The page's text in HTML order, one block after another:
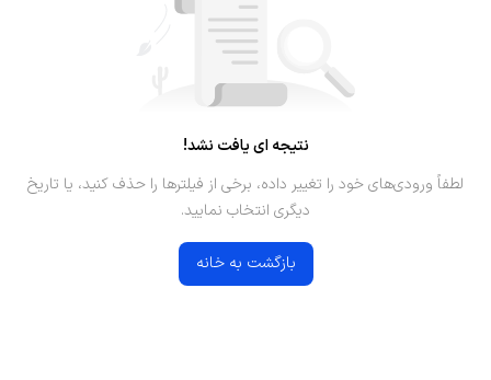
نتیجه ای یافت نشد!
لطفاً ورودی‌های خود را تغییر داده، برخی از فیلترها را حذف کنید، یا تاریخ
دیگری انتخاب نمایید.
بازگشت به خانه